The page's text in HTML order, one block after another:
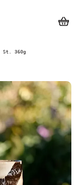
St. 360g